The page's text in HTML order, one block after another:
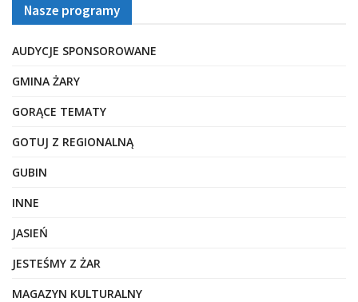
Nasze programy
AUDYCJE SPONSOROWANE
GMINA ŻARY
GORĄCE TEMATY
GOTUJ Z REGIONALNĄ
GUBIN
INNE
JASIEŃ
JESTEŚMY Z ŻAR
MAGAZYN KULTURALNY